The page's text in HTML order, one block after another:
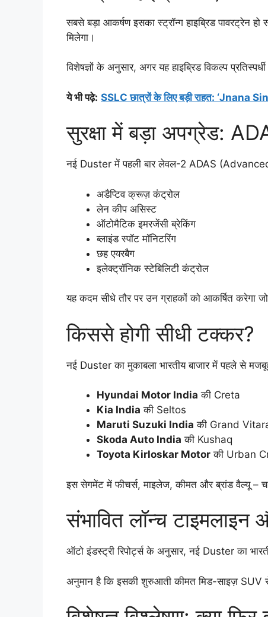
सबसे बड़ा आकर्षण इसका स्ट्रॉन्ग हाइब्रिड पावरट्रेन
मिलेगा।
विशेषज्ञों के अनुसार, अगर यह हाइब्रिड विकल्प
ये भी पढ़े: SSLC छात्रों के लिए बड़ी राहत: ‘Jnana
सुरक्षा में बड़ा अपग्रेड:
नई Duster में पहली बार लेवल-2 ADAS
अडैप्टिव क्रूज़ कंट्रोल
लेन कीप असिस्ट
ऑटोमैटिक इमरजेंसी ब्रेकिंग
ब्लाइंड स्पॉट मॉनिटरिंग
छह एयरबैग
इलेक्ट्रॉनिक स्टेबिलिटी कंट्रोल
यह कदम सीधे तौर पर उन ग्राहकों को आकर्षित करेगा
किससे होगी सीधी टक्कर?
नई Duster का मुकाबला भारतीय बाजार में पहले से
Hyundai Motor India की Creta
Kia India की Seltos
Maruti Suzuki India की Grand
Skoda Auto India की Kushaq
Toyota Kirloskar Motor की Urban
इस सेगमेंट में फीचर्स, माइलेज, कीमत और ब्रांड वैल्यू –
संभावित लॉन्च टाइमलाइन
ऑटो इंडस्ट्री रिपोर्ट्स के अनुसार, नई Duster का
अनुमान है कि इसकी शुरुआती कीमत मिड-साइज़ SUV